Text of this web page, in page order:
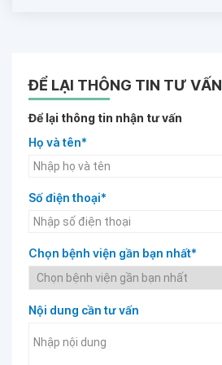
ĐỂ LẠI THÔNG TIN TƯ VẤN
Để lại thông tin nhận tư vấn
Họ và tên*
Số điện thoại*
Chọn bệnh viện gần bạn nhất*
Nội dung cần tư vấn